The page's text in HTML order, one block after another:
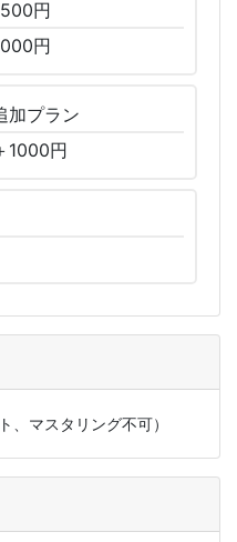
円
円
加プラン
1000円
、マスタリング不可）